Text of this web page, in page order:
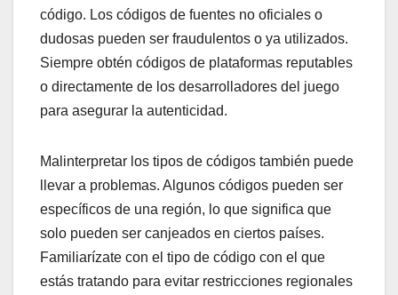
código. Los códigos de fuentes no oficiales o
dudosas pueden ser fraudulentos o ya utilizados.
Siempre obtén códigos de plataformas reputables
o directamente de los desarrolladores del juego
para asegurar la autenticidad.
Malinterpretar los tipos de códigos también puede
llevar a problemas. Algunos códigos pueden ser
específicos de una región, lo que significa que
solo pueden ser canjeados en ciertos países.
Familiarízate con el tipo de código con el que
estás tratando para evitar restricciones regionales